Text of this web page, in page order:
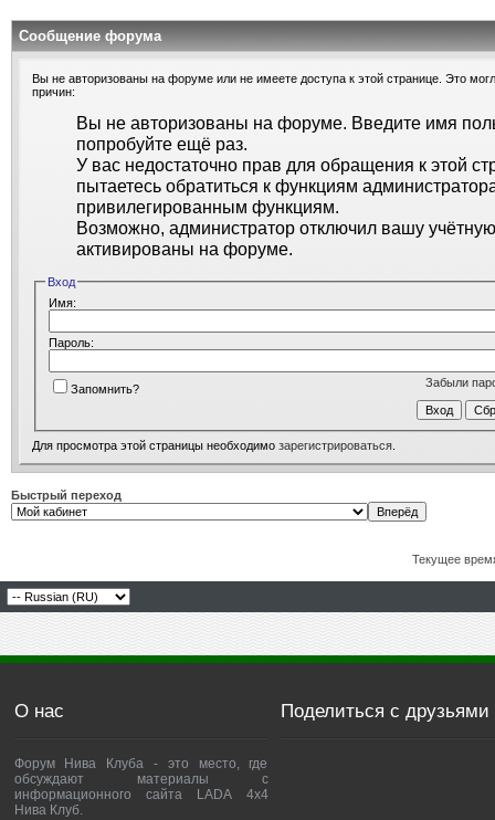
Сообщение форума
Вы не авторизованы на форуме или не имеете доступа к этой странице. Это
причин:
Вы не авторизованы на форуме. Введите имя
попробуйте ещё раз.
У вас недостаточно прав для обращения к этой
пытаетесь обратиться к функциям
привилегированным функциям.
Возможно, администратор отключил вашу
активированы на форуме.
Вход
Имя:
Пароль:
Забыли
Запомнить?
Для просмотра этой страницы необходимо зарегистрироваться
Быстрый переход
Текущее
О нас
Форум Нива Клуба - это место, где
обсуждают материалы с
информационного сайта LADA 4x4
Нива Клуб.
Поделиться с друзьями